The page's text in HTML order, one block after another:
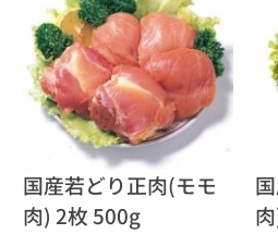
国産若どり正肉(モモ
肉) 2枚 500g